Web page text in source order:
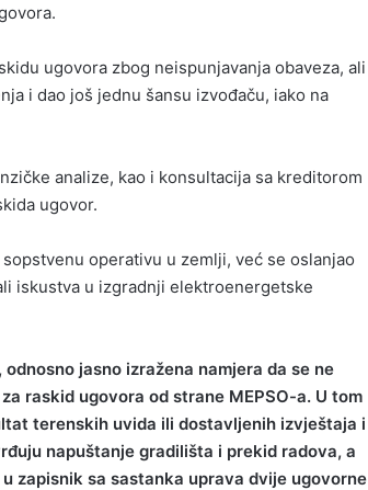
ugovora zbog neispunjavanja obaveza, ali
i dao još jednu šansu izvođaču, iako na
analize, kao i konsultacija sa kreditorom
ugovor.
operativu u zemlji, već se oslanjao
iskustva u izgradnji elektroenergetske
jasno izražena namjera da se ne
raskid ugovora od strane MEPSO-a. U tom
terenskih uvida ili dostavljenih izvještaja i
napuštanje gradilišta i prekid radova, a
zapisnik sa sastanka uprava dvije ugovorne